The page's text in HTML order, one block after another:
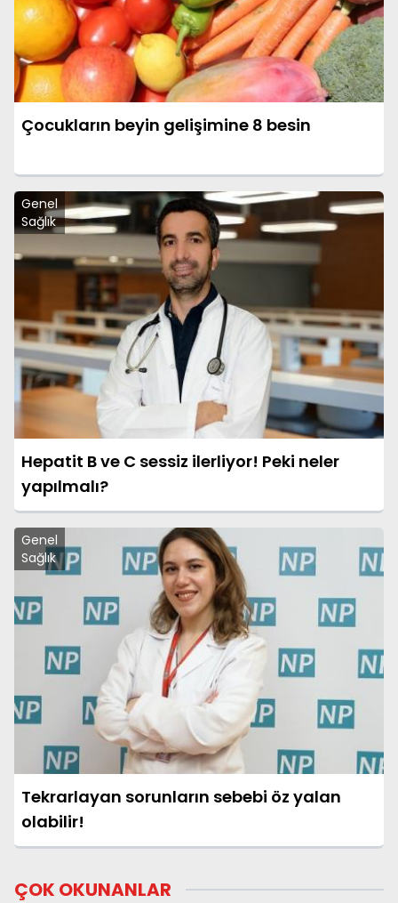
Çocukların beyin gelişimine 8 besin
Genel
Sağlık
Hepatit B ve C sessiz ilerliyor! Peki neler
yapılmalı?
Genel
Sağlık
Tekrarlayan sorunların sebebi öz yalan
olabilir!
ÇOK OKUNANLAR